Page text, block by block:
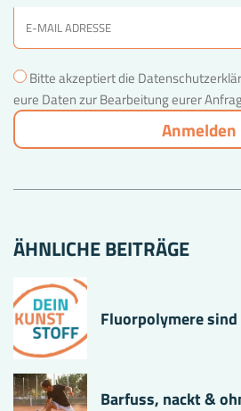
Bitte akzeptiert die
eure Daten zur Bearbeitung eurer
ÄHNLICHE BEITRÄGE
Fluorpolymere
Barfuss, nackt &